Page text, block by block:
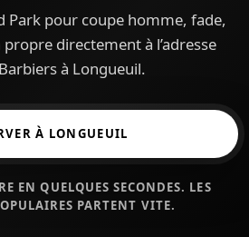
Park pour coupe homme, fade,
directement à l’adresse
à Longueuil.
À LONGUEUIL
EN QUELQUES SECONDES. LES
PARTENT VITE.